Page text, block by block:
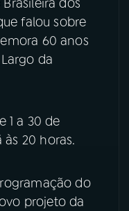
dos
falou sobre
60 anos
da
1 a 30 de
20 horas.
do
projeto da